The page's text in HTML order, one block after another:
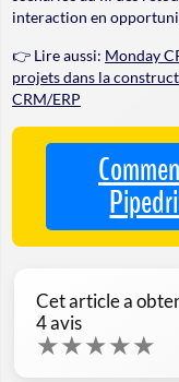
interaction en
👉 Lire aussi: Monday
projets dans la
CRM/ERP
Cet article a
4avis
★★★★★